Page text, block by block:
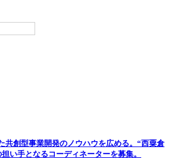
共創型事業開発のノウハウを広める。“西粟倉
い手となるコーディネーターを募集。